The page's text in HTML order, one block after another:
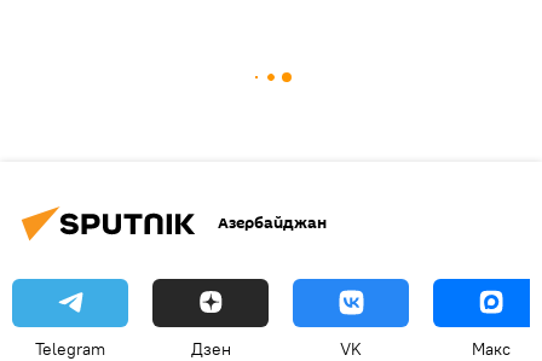
Азербайджан
Telegram Дзен VK Макс